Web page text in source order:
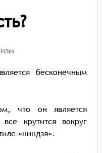
бесконечным
что он является
крутится вокруг
«ниндзя».